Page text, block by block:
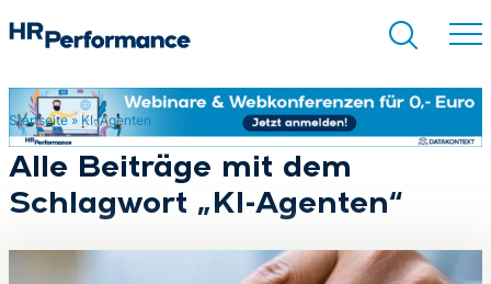
Suchen
Startseite» KI-Agenten
Alle Beiträge mit dem
Schlagwort „KI-Agenten“